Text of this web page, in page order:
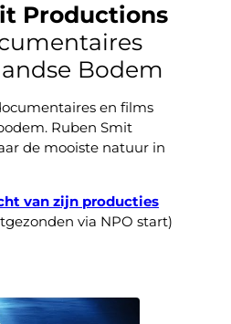
Productions
Bodem
en films
Ruben Smit
de mooiste natuur in
van zijn producties
via NPO start)